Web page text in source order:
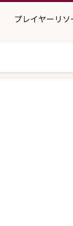
プレイヤーリソ